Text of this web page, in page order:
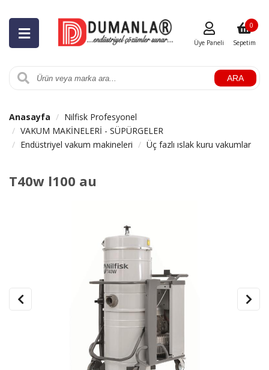
ARA
Üye Paneli Sepetim
0
Anasayfa
Nilfisk Profesyonel
VAKUM MAKİNELERİ - SÜPÜRGELER
Endüstriyel vakum makineleri
Üç fazlı ıslak kuru vakumlar
T40w l100 au